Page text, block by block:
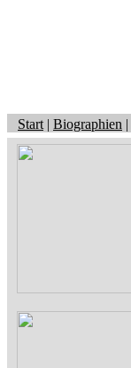
Start | Biographien |